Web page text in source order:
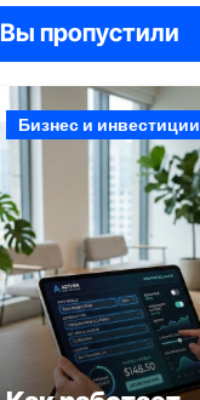
Вы пропустили
Бизнес и инвестиции